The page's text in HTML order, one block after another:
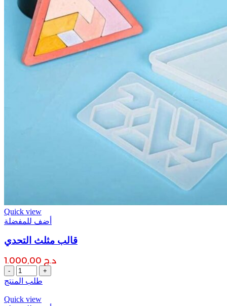
Quick view
أضف للمفضلة
قالب مثلث التحدي
د.ج
قالب
مثلث
quantity
طلب المنتج
Quick view